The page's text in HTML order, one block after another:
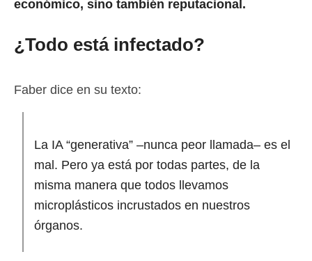
económico, sino también reputacional.
¿Todo está infectado?
Faber dice en su texto:
La IA “generativa” –nunca peor llamada– es el
mal. Pero ya está por todas partes, de la
misma manera que todos llevamos
microplásticos incrustados en nuestros
órganos.